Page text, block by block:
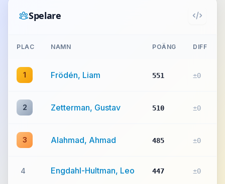
Spelare
PLAC NAMN POÄNG DIFF
1 Frödén, Liam 551 ±0
2 Zetterman, Gustav 510 ±0
3 Alahmad, Ahmad 485 ±0
4 Engdahl-Hultman, Leo 447 ±0